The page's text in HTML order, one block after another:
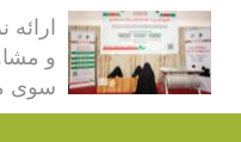
و
سوی